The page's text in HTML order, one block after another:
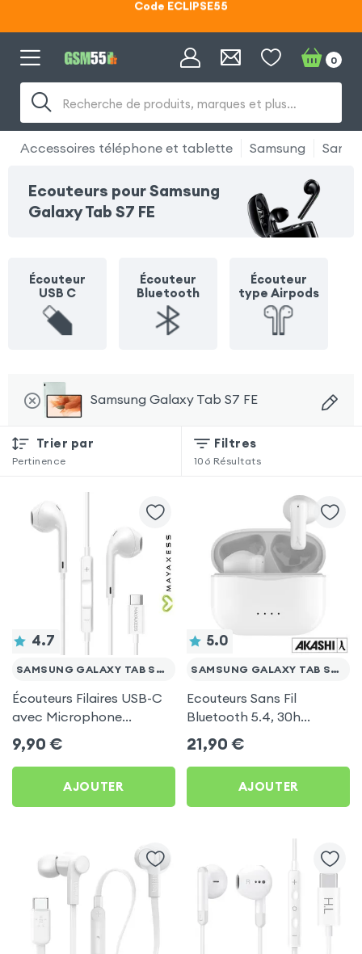
Code ECLIPSE55
Recherche de produits, marques et plus…
0
Accessoires téléphone et tablette Samsung
Ecouteurs pour Samsung
Galaxy Tab S7 FE
Écouteur
USB C
Écouteur
Bluetooth
Écouteur
type Airpods
Samsung Galaxy Tab S7 FE
Trier par
Pertinence
Filtres
106 Résultats
4.7
SAMSUNG GALAXY TAB S7 FE
Écouteurs Filaires USB-C
avec Microphone
Mayaxess Blancs pour
Samsung Galaxy Tab S7
FE
9,90 €
AJOUTER
5.0
SAMSUNG GALAXY TAB S7 FE
Ecouteurs Sans Fil
Bluetooth 5.4, 30h
d'autonomie, Son Stéréo,
Akashi - Blanc pour
Samsung Galaxy Tab S7
21,90 €
AJOUTER